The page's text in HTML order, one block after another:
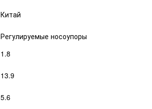
Китай
Регулируемые носоупоры
1.8
13.9
5.6